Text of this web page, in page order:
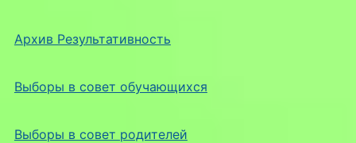
Архив Результативность
Выборы в совет обучающихся
Выборы в совет родителей